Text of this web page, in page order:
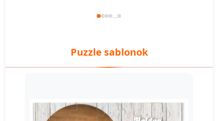
...
Puzzle sablonok